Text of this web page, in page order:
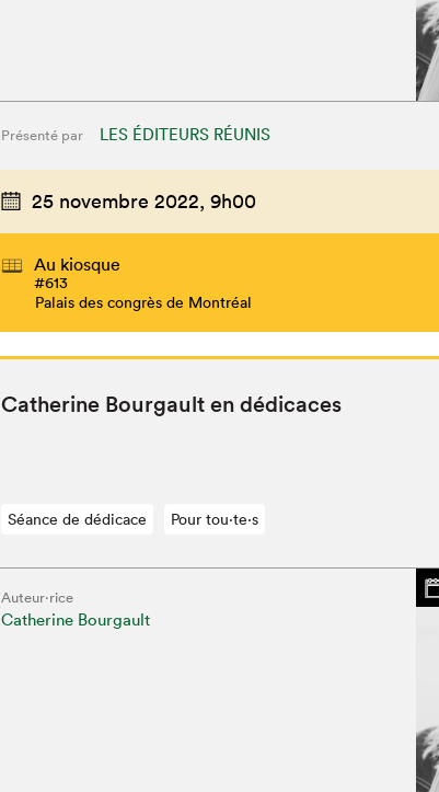
Présenté par LES ÉDITEURS RÉUNIS
25 novembre 2022, 9h00
Au kiosque
#613
Palais des congrès de Montréal
Cather­ine Bour­gault en dédicaces
Séance de dédicace Pour tou⋅te⋅s
Auteur·rice
Catherine Bourgault